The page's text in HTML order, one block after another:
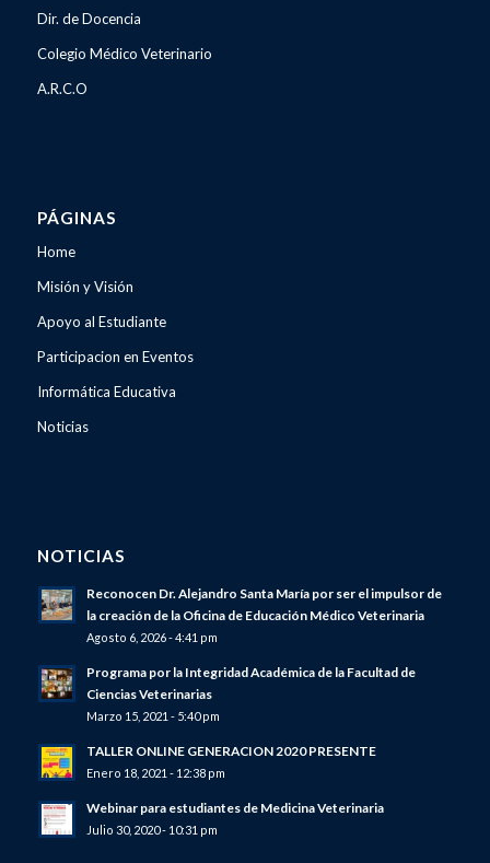
Dir. de Docencia
Colegio Médico Veterinario
A.R.C.O
PÁGINAS
Home
Misión y Visión
Apoyo al Estudiante
Participacion en Eventos
Informática Educativa
Noticias
NOTICIAS
Reconocen Dr. Alejandro Santa María por ser el impulsor de
la creación de la Oficina de Educación Médico Veterinaria
Agosto 6, 2026 - 4:41 pm
Programa por la Integridad Académica de la Facultad de
Ciencias Veterinarias
Marzo 15, 2021 - 5:40 pm
TALLER ONLINE GENERACION 2020 PRESENTE
Enero 18, 2021 - 12:38 pm
Webinar para estudiantes de Medicina Veterinaria
Julio 30, 2020 - 10:31 pm